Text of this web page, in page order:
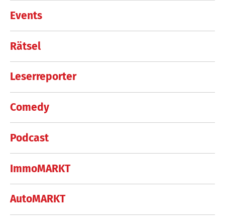
Events
Rätsel
Leserreporter
Comedy
Podcast
ImmoMARKT
AutoMARKT